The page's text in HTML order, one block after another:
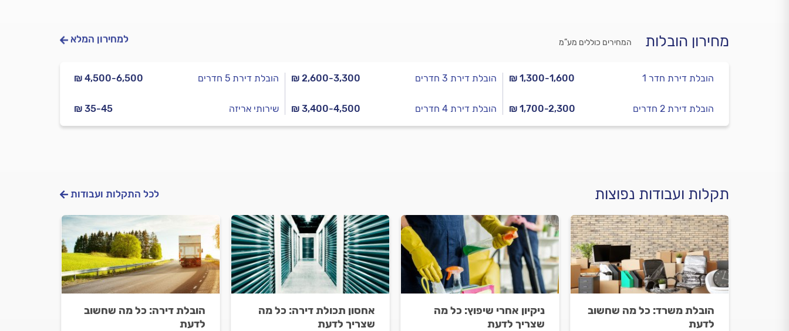
מחירון הובלות המחירים כוללים מע”מ למחירון המלא
₪ 1,300-1,600 הובלת דירת חדר 1
₪ 1,700-2,300 הובלת דירת 2 חדרים
₪ 2,600-3,300 הובלת דירת 3 חדרים
₪ 3,400-4,500 הובלת דירת 4 חדרים
₪ 4,500-6,500 הובלת דירת 5 חדרים
₪ 35-45 שירותי אריזה
תקלות ועבודות נפוצות לכל התקלות ועבודות
הובלת משרד: כל מה שחשוב
לדעת
ניקיון אחרי שיפוץ: כל מה
שצריך לדעת
אחסון תכולת דירה: כל מה
שצריך לדעת
הובלת דירה: כל מה שחשוב
לדעת